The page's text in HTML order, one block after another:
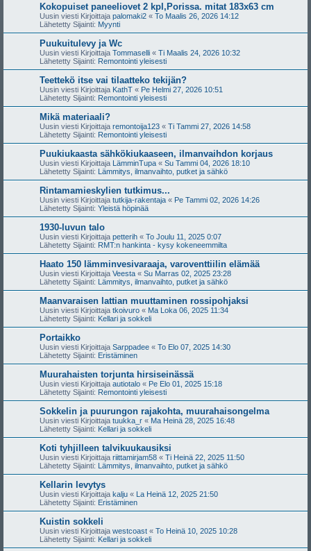
Kokopuiset paneeliovet 2 kpl,Porissa. mitat 183x63 cm
Uusin viesti Kirjoittaja palomaki2 « To Maalis 26, 2026 14:12
Lähetetty Sijainti: Myynti
Puukuitulevy ja Wc
Uusin viesti Kirjoittaja Tommaselli « Ti Maalis 24, 2026 10:32
Lähetetty Sijainti: Remontointi yleisesti
Teettekö itse vai tilaatteko tekijän?
Uusin viesti Kirjoittaja KathT « Pe Helmi 27, 2026 10:51
Lähetetty Sijainti: Remontointi yleisesti
Mikä materiaali?
Uusin viesti Kirjoittaja remontoija123 « Ti Tammi 27, 2026 14:58
Lähetetty Sijainti: Remontointi yleisesti
Puukiukaasta sähkökiukaaseen, ilmanvaihdon korjaus
Uusin viesti Kirjoittaja LämminTupa « Su Tammi 04, 2026 18:10
Lähetetty Sijainti: Lämmitys, ilmanvaihto, putket ja sähkö
Rintamamieskylien tutkimus...
Uusin viesti Kirjoittaja tutkija-rakentaja « Pe Tammi 02, 2026 14:26
Lähetetty Sijainti: Yleistä höpinää
1930-luvun talo
Uusin viesti Kirjoittaja petterih « To Joulu 11, 2025 0:07
Lähetetty Sijainti: RMT:n hankinta - kysy kokeneemmilta
Haato 150 lämminvesivaraaja, varoventtiilin elämää
Uusin viesti Kirjoittaja Veesta « Su Marras 02, 2025 23:28
Lähetetty Sijainti: Lämmitys, ilmanvaihto, putket ja sähkö
Maanvaraisen lattian muuttaminen rossipohjaksi
Uusin viesti Kirjoittaja tkoivuro « Ma Loka 06, 2025 11:34
Lähetetty Sijainti: Kellari ja sokkeli
Portaikko
Uusin viesti Kirjoittaja Sarppadee « To Elo 07, 2025 14:30
Lähetetty Sijainti: Eristäminen
Muurahaisten torjunta hirsiseinässä
Uusin viesti Kirjoittaja autiotalo « Pe Elo 01, 2025 15:18
Lähetetty Sijainti: Remontointi yleisesti
Sokkelin ja puurungon rajakohta, muurahaisongelma
Uusin viesti Kirjoittaja tuukka_r « Ma Heinä 28, 2025 16:48
Lähetetty Sijainti: Kellari ja sokkeli
Koti tyhjilleen talvikuukausiksi
Uusin viesti Kirjoittaja riittamirjam58 « Ti Heinä 22, 2025 11:50
Lähetetty Sijainti: Lämmitys, ilmanvaihto, putket ja sähkö
Kellarin levytys
Uusin viesti Kirjoittaja kalju « La Heinä 12, 2025 21:50
Lähetetty Sijainti: Eristäminen
Kuistin sokkeli
Uusin viesti Kirjoittaja westcoast « To Heinä 10, 2025 10:28
Lähetetty Sijainti: Kellari ja sokkeli